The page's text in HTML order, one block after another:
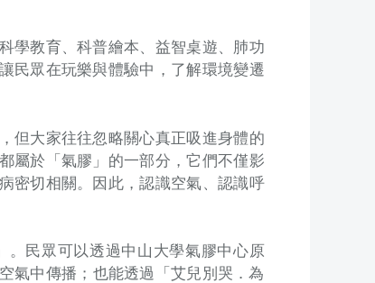
學教育、科普繪本、益智桌遊、肺功
民眾在玩樂與體驗中，了解環境變遷
但大家往往忽略關心真正吸進身體的
屬於「氣膠」的一部分，它們不僅影
密切相關。因此，認識空氣、認識呼
。民眾可以透過中山大學氣膠中心原
氣中傳播；也能透過「艾兒別哭．為